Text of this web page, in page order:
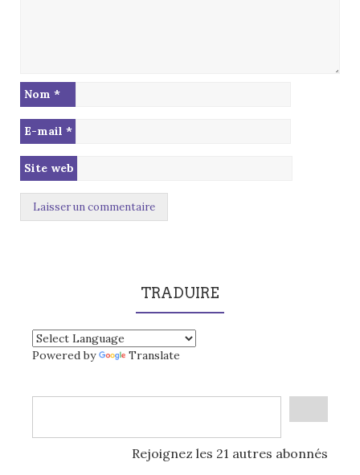
Nom *
E-mail *
Site web
TRADUIRE
Powered by Translate
Rejoignez les 21 autres abonnés